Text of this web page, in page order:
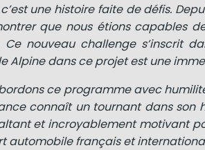
une histoire faite de défis.
que nous étions capables
Ce nouveau challenge s’inscrit
Alpine dans ce projet est une
ce programme avec
connaît un tournant dans
et incroyablement motivant
automobile français et